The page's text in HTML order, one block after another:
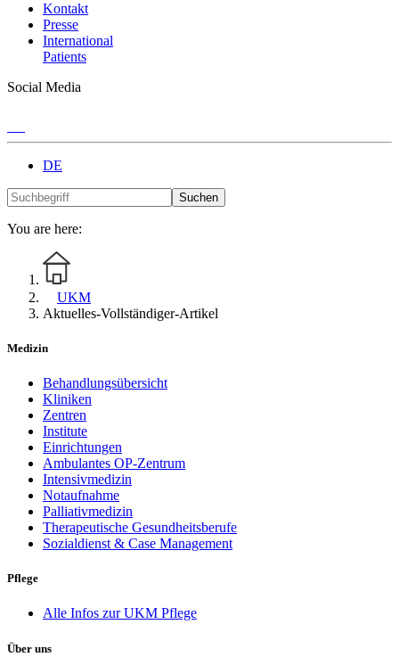
Kontakt
Presse
International
Patients
Social Media
DE
Suchen
You are here:
UKM
Aktuelles-Vollständiger-Artikel
Medizin
Behandlungsübersicht
Kliniken
Zentren
Institute
Einrichtungen
Ambulantes OP-Zentrum
Intensivmedizin
Notaufnahme
Palliativmedizin
Therapeutische Gesundheitsberufe
Sozialdienst & Case Management
Pflege
Alle Infos zur UKM Pflege
Über uns